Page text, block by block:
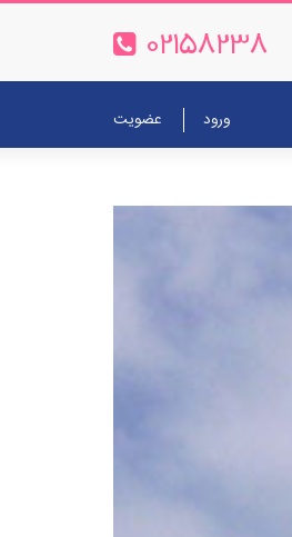
02158238
ورود عضویت